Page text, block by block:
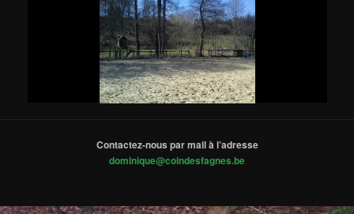
Contactez-nous par mail à l’adresse
dominique@coindesfagnes.be